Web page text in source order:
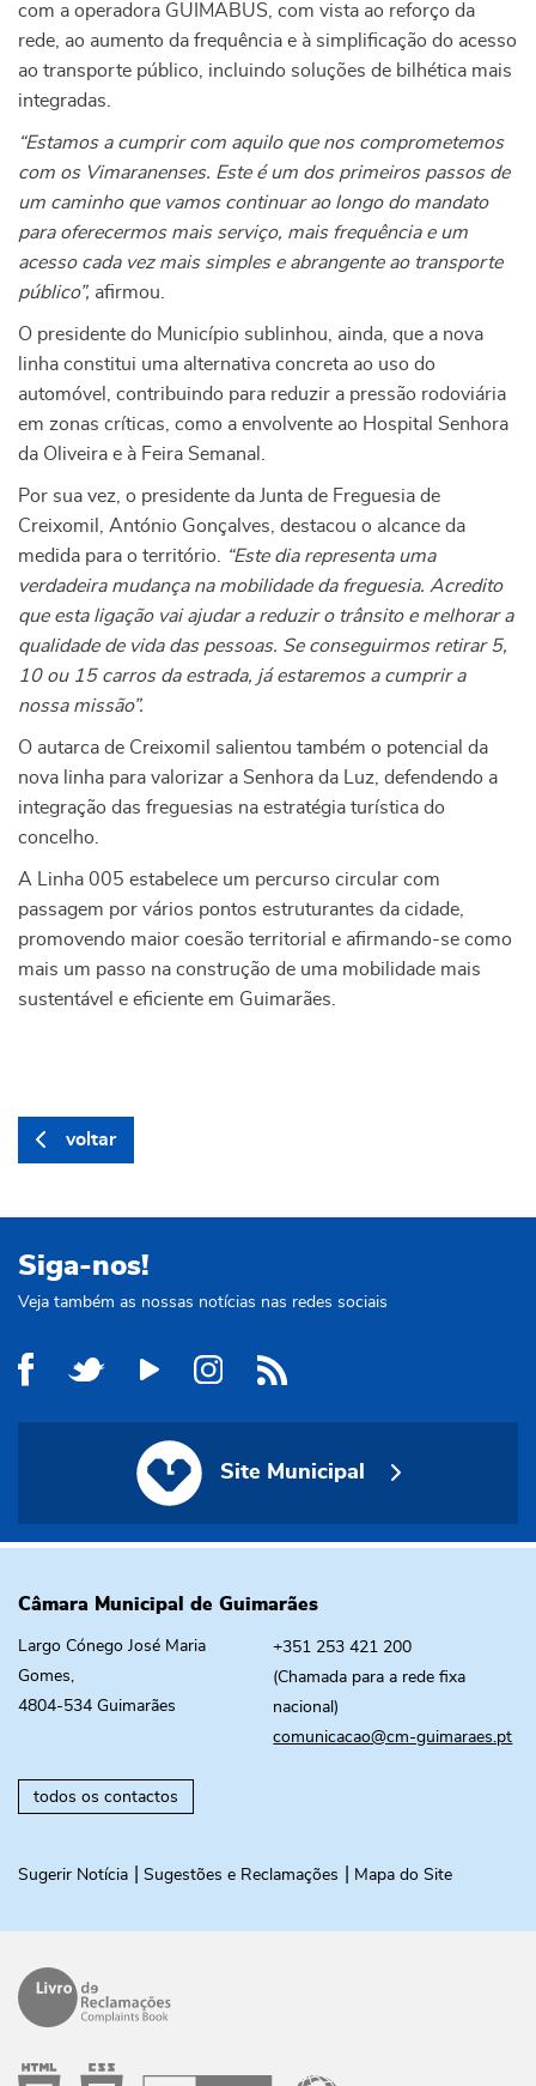
com a operadora GUIMABUS, com vista ao reforço da
rede, ao aumento da frequência e à simplificação do acesso
ao transporte público, incluindo soluções de bilhética mais
integradas.
“Estamos a cumprir com aquilo que nos comprometemos
com os Vimaranenses. Este é um dos primeiros passos de
um caminho que vamos continuar ao longo do mandato
para oferecermos mais serviço, mais frequência e um
acesso cada vez mais simples e abrangente ao transporte
público”, afirmou.
O presidente do Município sublinhou, ainda, que a nova
linha constitui uma alternativa concreta ao uso do
automóvel, contribuindo para reduzir a pressão rodoviária
em zonas críticas, como a envolvente ao Hospital Senhora
da Oliveira e à Feira Semanal.
Por sua vez, o presidente da Junta de Freguesia de
Creixomil, António Gonçalves, destacou o alcance da
medida para o território.
“Este dia representa uma
verdadeira mudança na mobilidade da freguesia. Acredito
que esta ligação vai ajudar a reduzir o trânsito e melhorar a
qualidade de vida das pessoas. Se conseguirmos retirar 5,
10 ou 15 carros da estrada, já estaremos a cumprir a
nossa missão”.
O autarca de Creixomil salientou também o potencial da
nova linha para valorizar a Senhora da Luz, defendendo a
integração das freguesias na estratégia turística do
concelho.
A Linha 005 estabelece um percurso circular com
passagem por vários pontos estruturantes da cidade,
promovendo maior coesão territorial e afirmando-se como
mais um passo na construção de uma mobilidade mais
sustentável e eficiente em Guimarães.
voltar
Siga-nos!
Veja também as nossas notícias nas redes sociais
Site Municipal
Câmara Municipal de Guimarães
Largo Cónego José Maria
Gomes,
4804-534 Guimarães
+351 253 421 200
(Chamada para a rede fixa
nacional)
comunicacao@cm-guimaraes.pt
todos os contactos
Sugerir Notícia Sugestões e Reclamações Mapa do Site